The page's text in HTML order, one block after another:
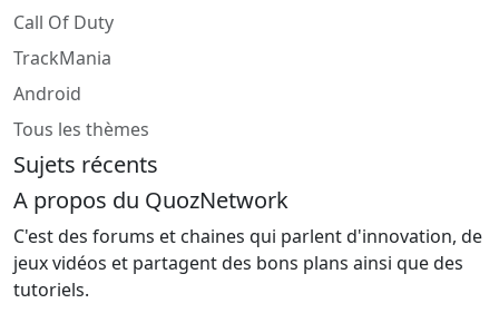
Call Of Duty
TrackMania
Android
Tous les thèmes
Sujets récents
A propos du QuozNetwork
C'est des forums et chaines qui parlent d'innovation, de
jeux vidéos et partagent des bons plans ainsi que des
tutoriels.